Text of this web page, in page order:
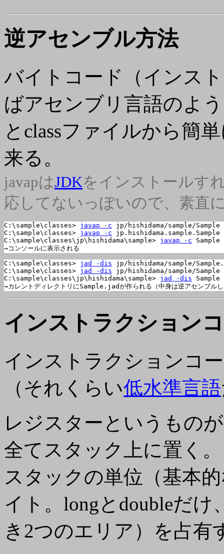
逆アセンブル方法
バイトコード（インス
ばアセンブリ言語のよ
とclassファイルから簡
来る。
javapはJDKをインストールす
応してないっぽいので、素直
C:\sample\classes> javap -c jp/hishidama/sample/Sample
C:\sample\classes> javap -c jp.hishidama.sample.Sample
C:\sample\classes\jp\hishidama\sample> javap -c Sample
→コンソールに表示される
C:\sample\classes> jad -dis jp/hishidama/sample/
C:\sample\classes> jad -dis jp/hishidama/sample/Sample
C:\sample\classes\jp\hishidama\sample> jad -dis Sample
→カレントディレクトリにSample.jadが作られる（中身は逆アセンブル
インストラクション
インストラクションコ
（それくらい低水準言語
レジスターというもの
全て スタック
上に置く。
スタックの単位（基本
イト。longとdoubleだ
き2つのエリア）を占有